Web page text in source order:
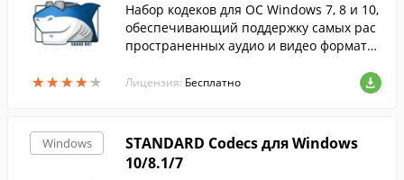
★★★★★
★★★★★
Набор кодеков для ОС Windows 7, 8 и 10,
обеспечивающий поддержку самых рас
пространенных аудио и видео формато
Лицензия: Бесплатно
Windows
STANDARD Codecs для Windows
10/8.1/7